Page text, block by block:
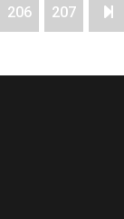
206 207